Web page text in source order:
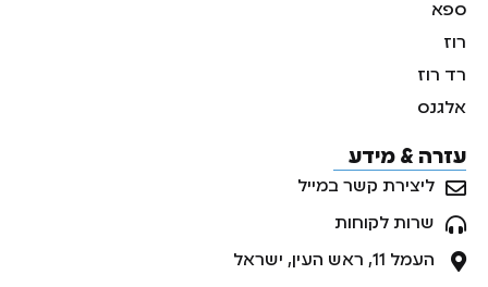
ספא
רוז
רד רוז
אלגנס
עזרה & מידע
ליצירת קשר במייל
שרות לקוחות
העמל 11, ראש העין, ישראל